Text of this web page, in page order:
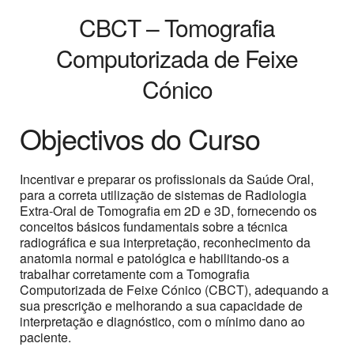
CBCT – Tomografia
Computorizada de Feixe
Cónico
Objectivos do Curso
Incentivar e preparar os profissionais da Saúde Oral,
para a correta utilização de sistemas de Radiologia
Extra-Oral de Tomografia em 2D e 3D, fornecendo os
conceitos básicos fundamentais sobre a técnica
radiográfica e sua interpretação, reconhecimento da
anatomia normal e patológica e habilitando-os a
trabalhar corretamente com a Tomografia
Computorizada de Feixe Cónico (CBCT), adequando a
sua prescrição e melhorando a sua capacidade de
interpretação e diagnóstico, com o mínimo dano ao
paciente.